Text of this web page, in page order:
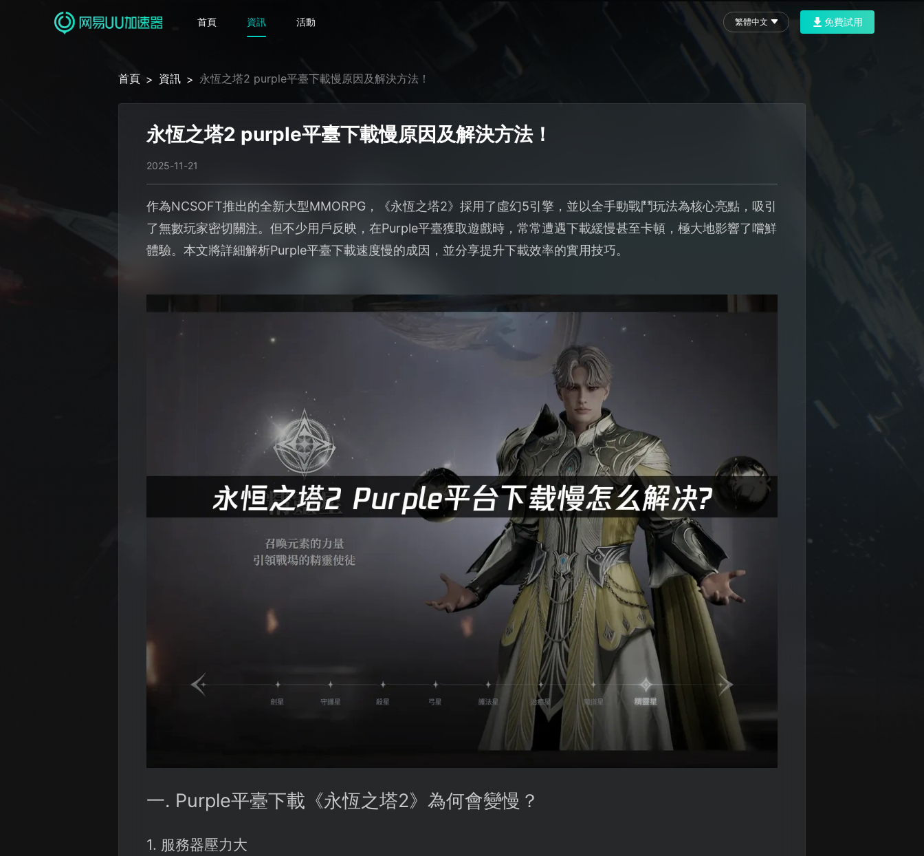
首頁 資訊 活動 繁體中文 免費試用
首頁 > 資訊 > 永恆之塔2 purple平臺下載慢原因及解決方法！
永恆之塔2 purple平臺下載慢原因及解決方法！
2025-11-21
作為NCSOFT推出的全新大型MMORPG，《永恆之塔2》採用了虛幻5引擎，並以全手動戰鬥玩法為核心亮點，吸引
了無數玩家密切關注。但不少用戶反映，在Purple平臺獲取遊戲時，常常遭遇下載緩慢甚至卡頓，極大地影響了嚐鮮
體驗。本文將詳細解析Purple平臺下載速度慢的成因，並分享提升下載效率的實用技巧。
一. Purple平臺下載《永恆之塔2》為何會變慢？
1. 服務器壓力大